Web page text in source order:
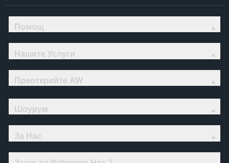
Помощ
Нашите Услуги
Преоткрийте AW
Шоурум
За Нас